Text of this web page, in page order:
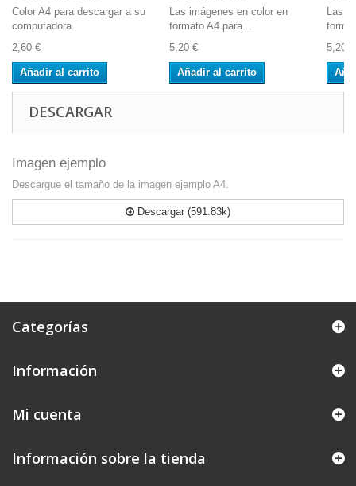
Color A4 para descargar a su
computadora.
2,60 €
Añadir al carrito
Las imágenes en color en
formato A4 para...
5,20 €
Añadir al carrito
Las
5,20 €
DESCARGAR
Imagen ejemplo
Descargue el tamaño de la imagen ejemplo A4.
Descargar (591.83k)
Categorías
Información
Mi cuenta
Información sobre la tienda